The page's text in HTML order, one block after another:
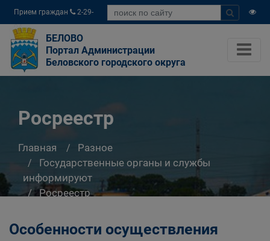
Прием граждан
2-29-
04
БЕЛОВО
Портал Администрации
Беловского городского округа
Росреестр
Главная
Разное
Государственные органы и службы
информируют
Росреестр
Особенности осуществления